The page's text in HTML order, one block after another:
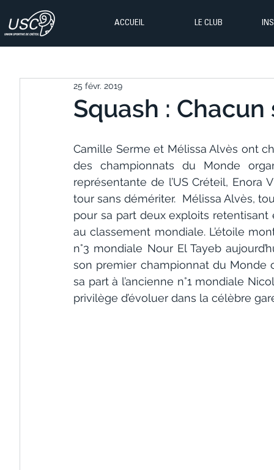
ACCUEIL LE CLUB
Squash :
25 févr. 2019
Camille Serme et Mélissa Alvès ont
des championnats du Monde
représentante de l’US Créteil, Enora
tour sans démériter.  Mélissa Alvès,
pour sa part deux exploits
au classement mondiale. L’étoile
n°3 mondiale Nour El Tayeb
son premier championnat du Monde
sa part à l’ancienne n°1 mondiale
privilège d’évoluer dans la célèbre